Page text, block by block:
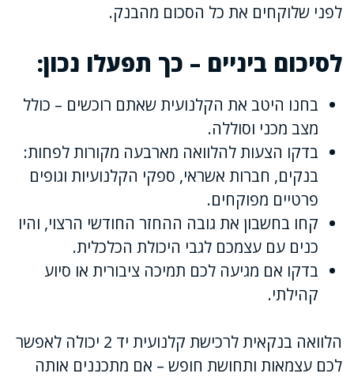
לפני שלוקחים את כל הסכום מהבנק.
לסיכום ביניים – כך תפעלו נכון:
בחנו היטב את הקלנועית שאתם רוכשים – כולל
מצב מכני וסוללה.
בדקו הצעות להלוואה מארבעה מקורות לפחות:
בנקים, חברות אשראי, ספקי הקלנועיות וגופים
פרטיים מפוקחים.
קחו בחשבון את גובה ההחזר החודשי הרצוי, והיו
כנים עם עצמכם לגבי היכולת הכלכלית.
בדקו אם מגיעה לכם תמיכה ציבורית או סיוע
קהילתי.
הלוואה בנקאית לרכישת קלנועית יד 2 יכולה לאפשר
לכם עצמאות ותחושת חופש – אם מתכננים אותה